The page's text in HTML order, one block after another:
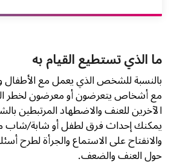
ما الذي تستطيع القيام به
بالنسبة للشخص الذي يعمل مع الأطفال
مع أشخاص يتعرضون أو معرضون لخطر
الآخرين للعنف والاضطهاد المرتبطين
يمكنك إحداث فرق لطفل أو شابة/شاب
والانفتاح على الاستماع والجرأة لطرح
حول العنف والضعف.